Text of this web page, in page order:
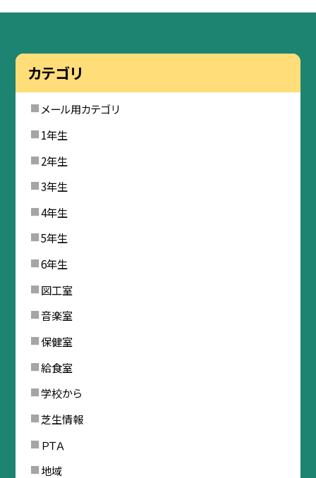
カテゴリ
メール用カテゴリ
1年生
2年生
3年生
4年生
5年生
6年生
図工室
音楽室
保健室
給食室
学校から
芝生情報
ＰＴＡ
地域